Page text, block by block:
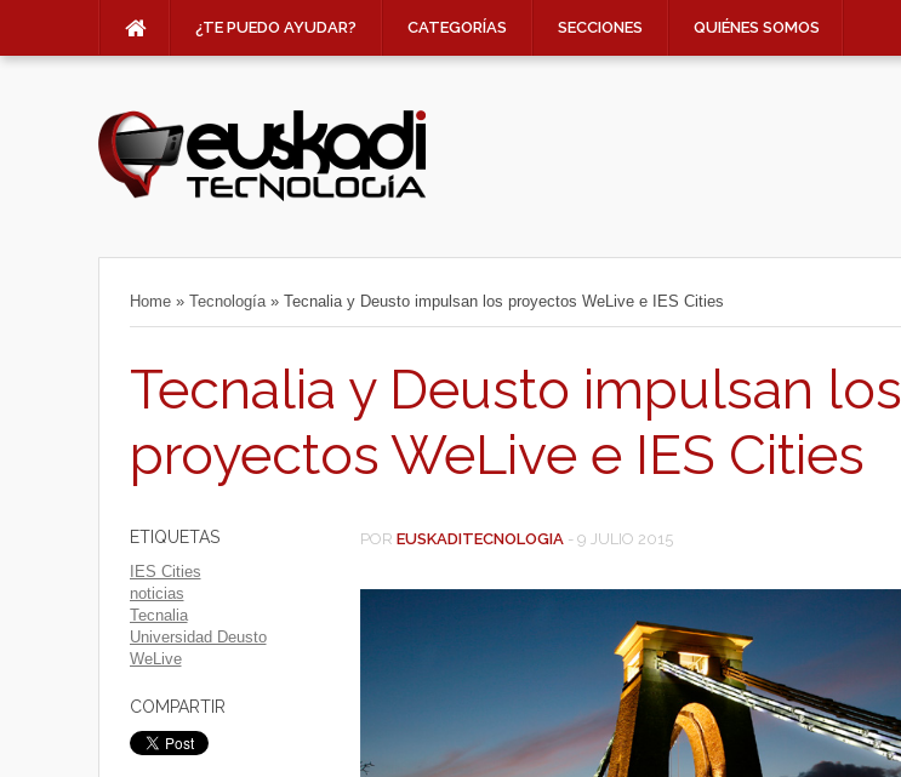
¿TE PUEDO AYUDAR? CATEGORÍAS SECCIONES QUIÉNES SOMOS
Home » Tecnología » Tecnalia y Deusto impulsan los proyectos WeLive e IES Cities
Tecnalia y Deusto impulsan los
proyectos WeLive e IES Cities
ETIQUETAS
IES Cities
noticias
Tecnalia
Universidad Deusto
WeLive
COMPARTIR
POR EUSKADITECNOLOGIA - 9 JULIO 2015